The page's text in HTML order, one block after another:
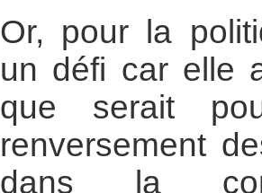
Or, pour la
un défi car elle
que serait
renversement
dans la